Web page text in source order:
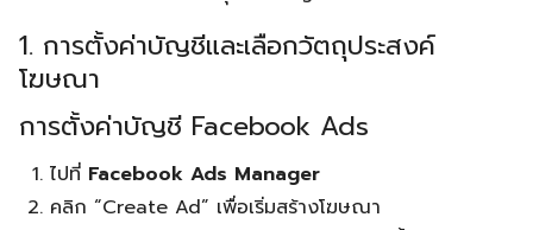
1. การตั้งค่าบัญชีและเลือกวัตถุประสงค์
โฆษณา
การตั้งค่าบัญชี Facebook Ads
ไปที่ Facebook Ads Manager
คลิก “Create Ad” เพื่อเริ่มสร้างโฆษณา